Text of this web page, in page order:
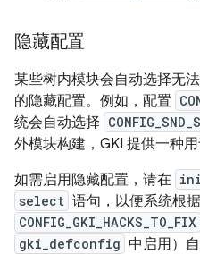
隐藏配置
某些树内模块会自动选择无
的隐藏配置。例如，配置
统会自动选择
外模块构建，GKI 提供一种
如需启用隐藏配置，请在
select 语句，以便系统根据
CONFIG_GKI_HACKS_TO_FIX
gki_defconfig 中启用）